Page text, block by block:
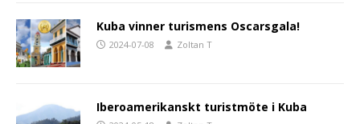
Kuba vinner turismens Oscarsgala!
2024-07-08 Zoltan T
Iberoamerikanskt turistmöte i Kuba